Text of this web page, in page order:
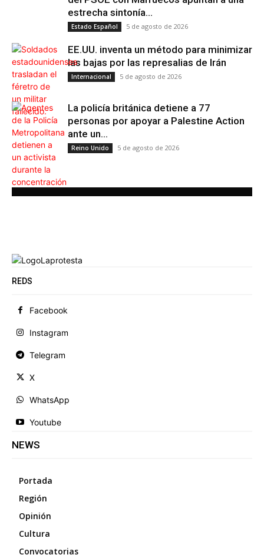
estrecha sintonía...
Estado Español 5 de agosto de 2026
EE.UU. inventa un método para minimizar
las bajas por las represalias de Irán
Internacional 5 de agosto de 2026
La policía británica detiene a 77
personas por apoyar a Palestine Action
ante un...
Reino Unido 5 de agosto de 2026
REDS
Facebook
Instagram
Telegram
X
WhatsApp
Youtube
NEWS
Portada
Región
Opinión
Cultura
Convocatorias